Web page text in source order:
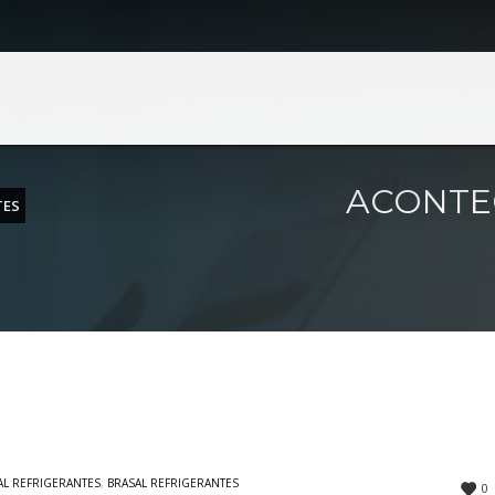
Quadra 248 Nº 61 Lote 22
3414-8989
QNN 30 Área Especial F
Fone: (61) 3030-6666
0
REFRIGERANTES, BRASAL REFRIGERANTES